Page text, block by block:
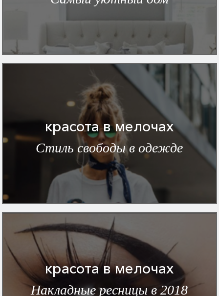
красота в мелочах
Стиль свободы в одежде
красота в мелочах
Накладные ресницы в 2018